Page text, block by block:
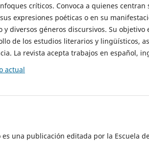
críticos. Convoca a quienes centran
expresiones poéticas o en su
y diversos géneros discursivos. Su
de los estudios literarios y lingüísticos,
La revista acepta trabajos en español,
actual
es una publicación editada por la Escuela